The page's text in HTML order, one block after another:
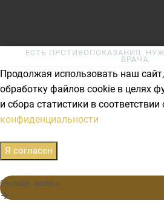
ЕСТЬ ПРОТИВОПОКАЗАНИЯ.
ВРАЧА.
Продолжая использовать наш
обработку файлов cookie в целях
и сбора статистики в соответствии
конфиденциальности
Я согласен